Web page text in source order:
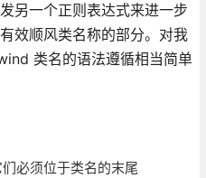
另一个正则表达式来进一步
效顺风类名称的部分。对我
类名的语法遵循相当简单
必须位于类名的末尾